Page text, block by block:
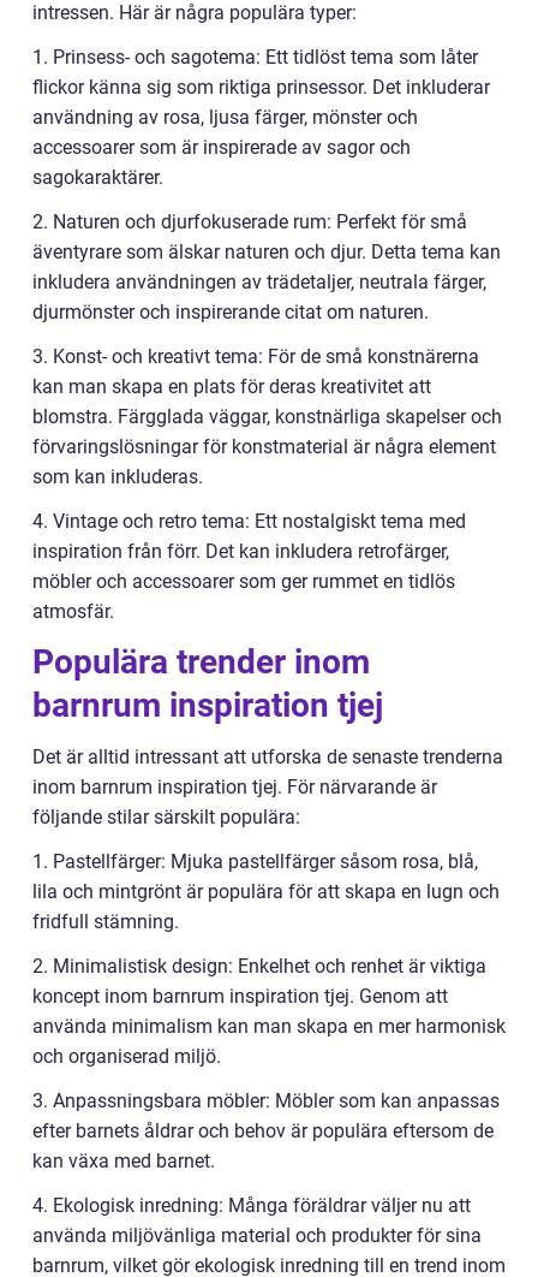
intressen. Här är några populära typer:
1. Prinsess- och sagotema: Ett tidlöst tema som låter
flickor känna sig som riktiga prinsessor. Det inkluderar
användning av rosa, ljusa färger, mönster och
accessoarer som är inspirerade av sagor och
sagokaraktärer.
2. Naturen och djurfokuserade rum: Perfekt för små
äventyrare som älskar naturen och djur. Detta tema kan
inkludera användningen av trädetaljer, neutrala färger,
djurmönster och inspirerande citat om naturen.
3. Konst- och kreativt tema: För de små konstnärerna
kan man skapa en plats för deras kreativitet att
blomstra. Färgglada väggar, konstnärliga skapelser och
förvaringslösningar för konstmaterial är några element
som kan inkluderas.
4. Vintage och retro tema: Ett nostalgiskt tema med
inspiration från förr. Det kan inkludera retrofärger,
möbler och accessoarer som ger rummet en tidlös
atmosfär.
Populära trender inom
barnrum inspiration tjej
Det är alltid intressant att utforska de senaste trenderna
inom barnrum inspiration tjej. För närvarande är
följande stilar särskilt populära:
1. Pastellfärger: Mjuka pastellfärger såsom rosa, blå,
lila och mintgrönt är populära för att skapa en lugn och
fridfull stämning.
2. Minimalistisk design: Enkelhet och renhet är viktiga
koncept inom barnrum inspiration tjej. Genom att
använda minimalism kan man skapa en mer harmonisk
och organiserad miljö.
3. Anpassningsbara möbler: Möbler som kan anpassas
efter barnets åldrar och behov är populära eftersom de
kan växa med barnet.
4. Ekologisk inredning: Många föräldrar väljer nu att
använda miljövänliga material och produkter för sina
barnrum, vilket gör ekologisk inredning till en trend inom